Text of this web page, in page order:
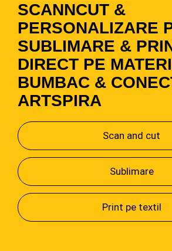
SCANNCUT &
PERSONALIZARE
SUBLIMARE &
DIRECT PE
BUMBAC &
ARTSPIRA
Scan and cut
Sublimare
Print pe textil